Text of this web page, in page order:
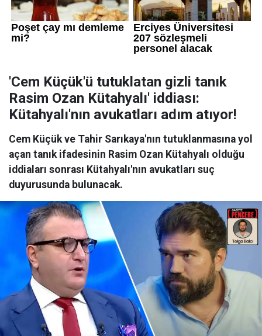
'Cem Küçük'ü tutuklatan gizli tanık
Rasim Ozan Kütahyalı' iddiası:
Kütahyalı'nın avukatları adım atıyor!
Cem Küçük ve Tahir Sarıkaya'nın tutuklanmasına yol
açan tanık ifadesinin Rasim Ozan Kütahyalı olduğu
iddiaları sonrası Kütahyalı'nın avukatları suç
duyurusunda bulunacak.